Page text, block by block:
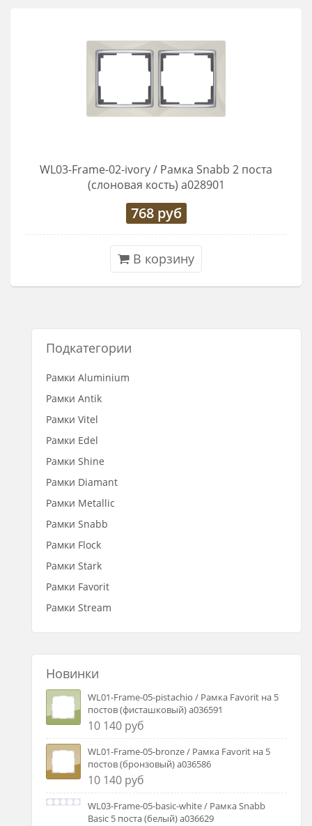
WL03-Frame-02-ivory / Рамка Snabb 2 поста
(слоновая кость) a028901
768руб
В корзину
Подкатегории
Рамки Aluminium
Рамки Antik
Рамки Vitel
Рамки Edel
Рамки Shine
Рамки Diamant
Рамки Metallic
Рамки Snabb
Рамки Flock
Рамки Stark
Рамки Favorit
Рамки Stream
Новинки
WL01-Frame-05-pistachio / Рамка Favorit на 5
постов (фисташковый) a036591
10 140 руб
WL01-Frame-05-bronze / Рамка Favorit на 5
постов (бронзовый) a036586
10 140 руб
WL03-Frame-05-basic-white / Рамка Snabb
Basic 5 поста (белый) a036629